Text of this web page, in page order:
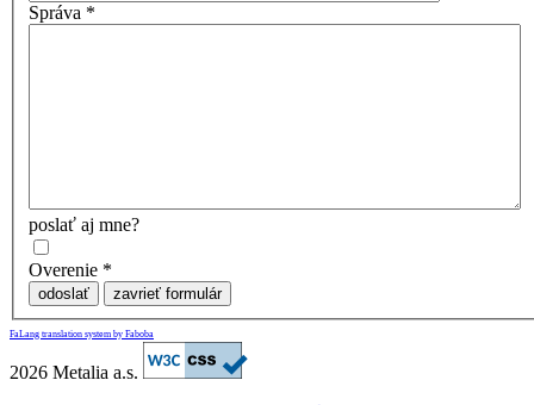
Správa *
poslať aj mne?
Overenie *
odoslať zavrieť formulár
FaLang translation system by Faboba
2026 Metalia a.s.